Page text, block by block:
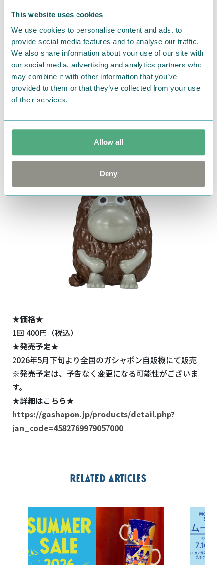
This website uses cookies
We use cookies to personalise content and ads, to
provide social media features and to analyse our traffic.
We also share information about your use of our site with
our social media, advertising and analytics partners who
may combine it with other information that you’ve
provided to them or that they’ve collected from your use
of their services.
Allow all
Deny
ご先祖さま
★価格★
1回 400円（税込）
★発売予定★
2026年5月下旬より全国のガシャポン自販機にて販売
※発売予定は、予告なく変更になる可能性がございま
す。
★詳細はこちら★
https://gashapon.jp/products/detail.php?
jan_code=4582769979057000
Related articles